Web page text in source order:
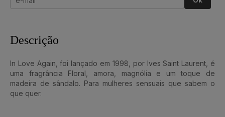
Descrição
In Love Again, foi lançado em 1998, por Ives Saint Laurent, é
uma fragrância Floral, amora, magnólia e um toque de
madeira de sândalo. Para mulheres sensuais que sabem o
que quer.